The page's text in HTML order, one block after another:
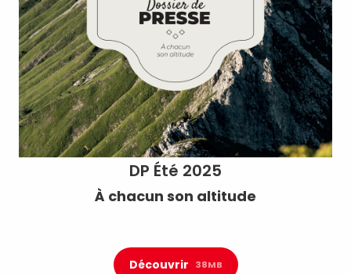
DP Été 2025
À chacun son altitude
Découvrir 38MB